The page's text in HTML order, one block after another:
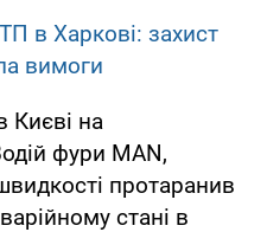
в Харкові: захист
вимоги
Києві на
фури MAN,
протаранив
стані в